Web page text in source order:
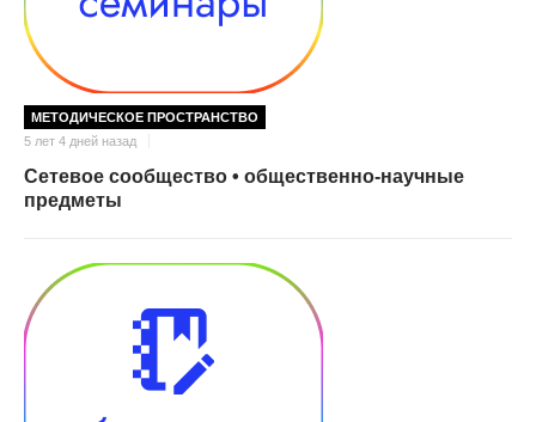
МЕТОДИЧЕСКОЕ ПРОСТРАНСТВО
5 лет 4 дней назад
Сетевое сообщество • общественно-научные
предметы